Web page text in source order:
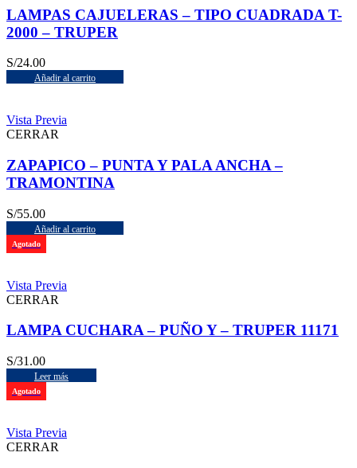
LAMPAS CAJUELERAS – TIPO CUADRADA T-
2000 – TRUPER
S/24.00
Añadir al carrito
Vista Previa
CERRAR
ZAPAPICO – PUNTA Y PALA ANCHA –
TRAMONTINA
S/55.00
Añadir al carrito
Agotado
Vista Previa
CERRAR
LAMPA CUCHARA – PUÑO Y – TRUPER 11171
S/31.00
Leer más
Agotado
Vista Previa
CERRAR